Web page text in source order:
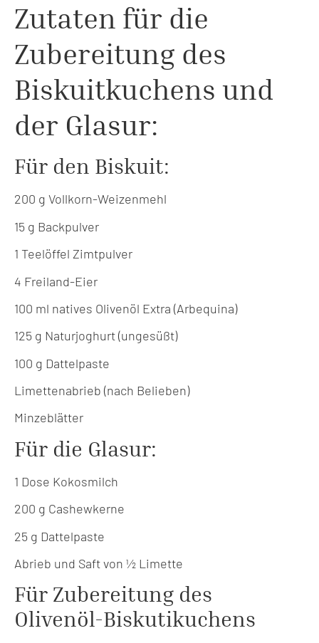
Zutaten für die
Zubereitung des
Biskuitkuchens und
der Glasur:
Für den Biskuit:
200 g Vollkorn-Weizenmehl
15 g Backpulver
1 Teelöffel Zimtpulver
4 Freiland-Eier
100 ml natives Olivenöl Extra (Arbequina)
125 g Naturjoghurt (ungesüßt)
100 g Dattelpaste
Limettenabrieb (nach Belieben)
Minzeblätter
Für die Glasur:
1 Dose Kokosmilch
200 g Cashewkerne
25 g Dattelpaste
Abrieb und Saft von ½ Limette
Für Zubereitung des
Olivenöl-Biskutikuchens